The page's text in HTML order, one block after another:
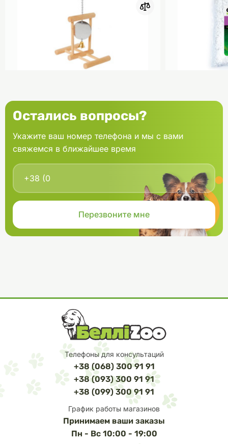
двустороннее с зеркалом
Купить
Akvakamni
Остались вопросы?
Укажите ваш номер телефона и мы с вами
свяжемся в ближайшее время
Телефоны для консультаций
+38 (068) 300 91 91
+38 (093) 300 91 91
+38 (099) 300 91 91
График работы магазинов
Принимаем ваши заказы
Пн - Вс 10:00 - 19:00